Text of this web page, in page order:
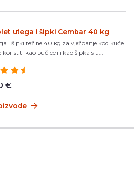
utega i šipki Cembar 40 kg
i šipki težine 40 kg za vježbanje kod kuće.
koristiti kao bučice ili kao šipka s u...
€